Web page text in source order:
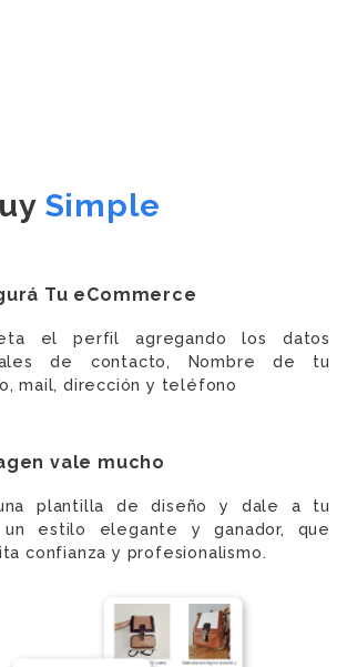
Simple
Tu eCommerce
el perfil agregando los datos
de contacto, Nombre de tu
mail, dirección y teléfono
vale mucho
plantilla de diseño y dale a tu
un estilo elegante y ganador, que
confianza y profesionalismo.